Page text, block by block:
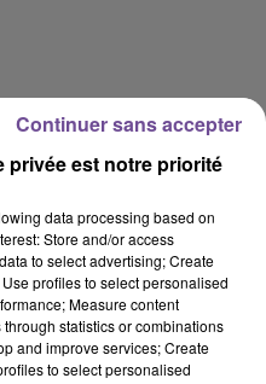
privée est notre priorité
data processing based on
Store and/or access
to select advertising; Create
profiles to select personalised
Measure content
statistics or combinations
and improve services; Create
to select personalised
Continuer sans accepter